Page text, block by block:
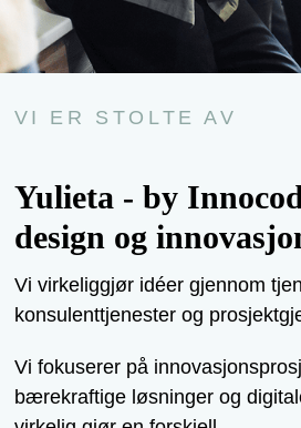
VI ER STOLTE AV
Yulieta - by
design og
Vi virkeliggjør idéer gjennom
konsulenttjenester og
Vi fokuserer på
bærekraftige løsninger og